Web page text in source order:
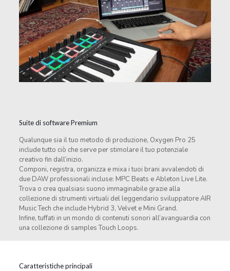
Suite di software Premium
Qualunque sia il tuo metodo di produzione, Oxygen Pro 25
include tutto ciò che serve per stimolare il tuo potenziale
creativo fin dall’inizio.
Componi, registra, organizza e mixa i tuoi brani avvalendoti di
due DAW professionali incluse: MPC Beats e Ableton Live Lite.
Trova o crea qualsiasi suono immaginabile grazie alla
collezione di strumenti virtuali del leggendario sviluppatore AIR
Music Tech che include Hybrid 3, Velvet e Mini Grand.
Infine, tuffati in un mondo di contenuti sonori all’avanguardia con
una collezione di samples Touch Loops.
Caratteristiche principali